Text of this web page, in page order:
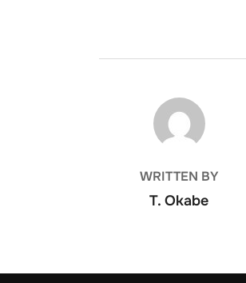
POST AUTHOR
WRITTEN BY
T. Okabe